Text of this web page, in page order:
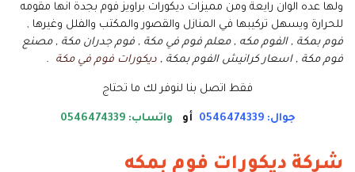
ولها عده الوان رايعة ومن مميزات ديكورات براويز فوم بجدة انها مقومه
للحرارة ويسهل تركيبها في المنازل والقصور والمكتب والفلل وغيرها ,
فوم بمكة , الفوم مكه , معلم فوم في مكة , فوم جدران مكة , مصنع
فوم مكة , اسعار كرانيش الفوم بمكة , ديكورات فوم في مكة .
فقط اتصل بنا لنوفر لك ما تحتاج
جوال: 0546474339 أو واتساب: 0546474339
شركة ديكورات فوم بمكه